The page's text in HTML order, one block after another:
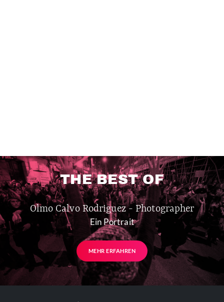
THE BEST OF
Olmo Calvo Rodriguez - Photographer
Ein Portrait
MEHR ERFAHREN